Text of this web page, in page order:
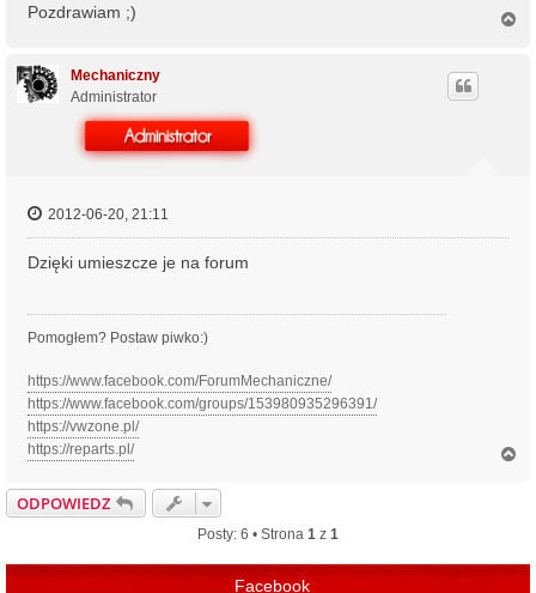
Pozdrawiam ;)
Mechaniczny
Administrator
2012-06-20, 21:11
Dzięki umieszcze je na forum
Pomogłem? Postaw piwko:)
https://www.facebook.com/ForumMechaniczne/
https://www.facebook.com/groups/153980935296391/
https://vwzone.pl/
https://reparts.pl/
ODPOWIEDZ
Posty: 6 • Strona 1 z 1
Facebook